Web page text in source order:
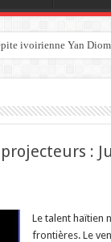
ivoirienne Yan
:
Le talent haïtien
frontières. Le